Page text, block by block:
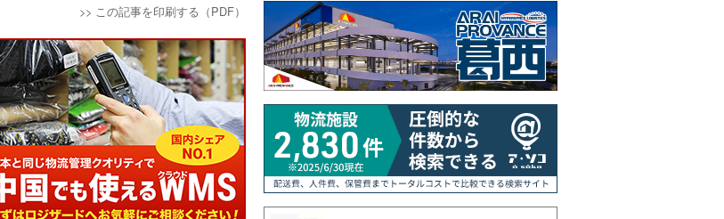
>> この記事を印刷する（PDF）